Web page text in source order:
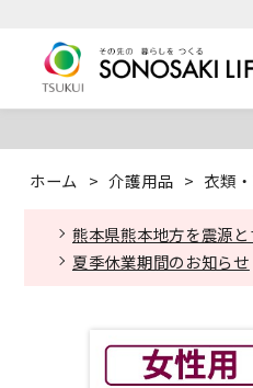
ホーム > 介護用品 > 衣類
熊本県熊本地方を震源
夏季休業期間のお知らせ